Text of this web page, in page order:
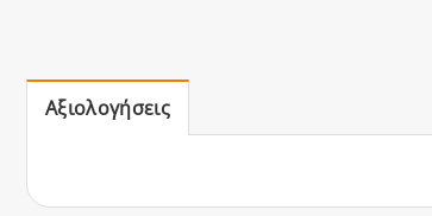
Αξιολογήσεις